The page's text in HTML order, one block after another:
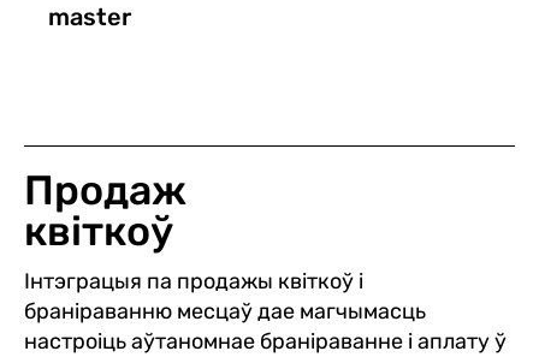
master
Продаж
квіткоў
Інтэграцыя па продажы квіткоў і
браніраванню месцаў дае магчымасць
настроіць аўтаномнае браніраванне і аплату ў